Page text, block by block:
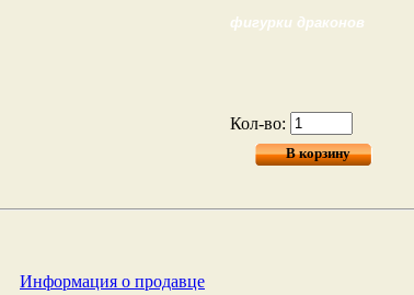
фигурки драконов
Кол-во:
Информация о продавце